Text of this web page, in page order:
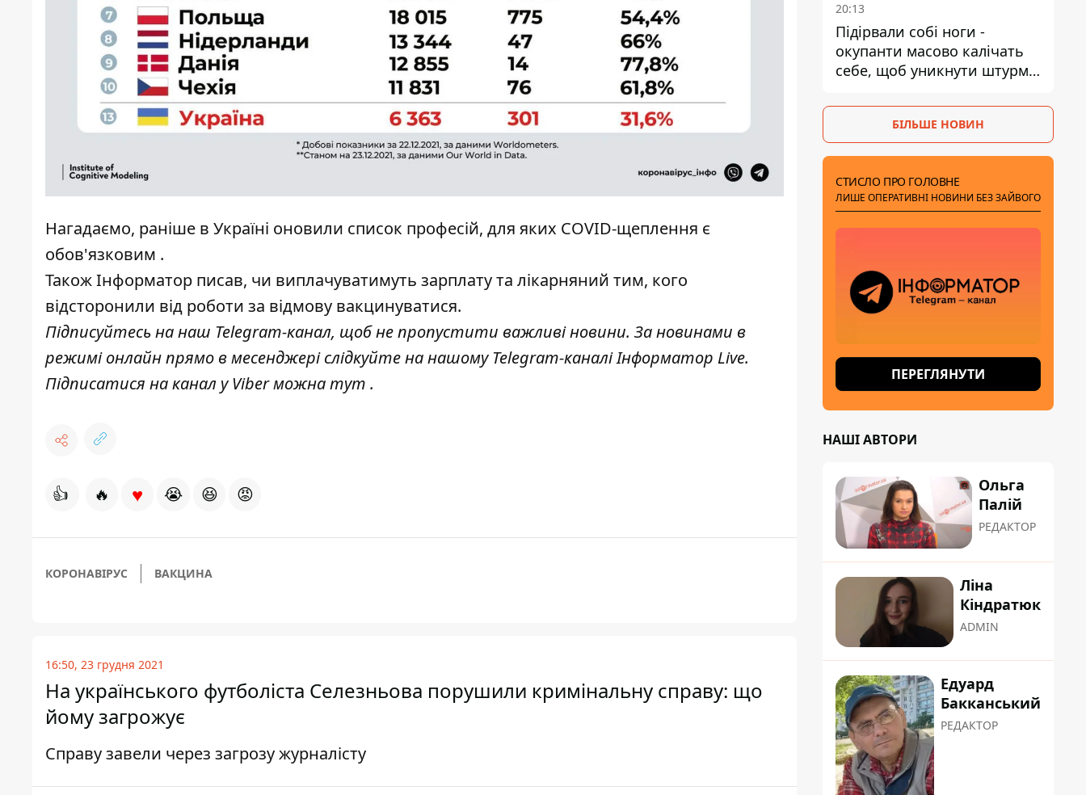
Нагадаємо, раніше в Україні оновили список професій, для яких COVID-щеплення є
обов'язковим .
ТакожІнформатор писав, чи виплачуватимуть зарплату та лікарняний тим, кого
відсторонили від роботи за відмову вакцинуватися.
Підписуйтесь на наш Telegram-канал, щоб не пропустити важливі новини. За новинами в
режимі онлайн прямо в месенджері слідкуйте на нашому Telegram-каналіІнформатор Live.
Підписатися на канал у Viber можнатут .
👍 🔥 ♥ 😭 😆 😡
КОРОНАВІРУС ВАКЦИНА
16:50, 23 грудня 2021
На українського футболіста Селезньова порушили кримінальну справу: що
йому загрожує
Справу завели через загрозу журналісту
20:13
Підірвали собі ноги -
окупанти масово калічать
себе, щоб уникнути штурмів
БІЛЬШЕ НОВИН
СТИСЛО ПРО ГОЛОВНЕ
ЛИШЕ ОПЕРАТИВНІ НОВИНИ БЕЗ ЗАЙВОГО
ПЕРЕГЛЯНУТИ
НАШІ АВТОРИ
Ольга
Палій
РЕДАКТОР
Ліна
Кіндратюк
ADMIN
Едуард
Бакканський
РЕДАКТОР